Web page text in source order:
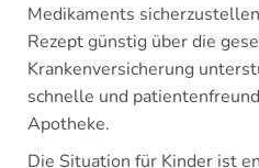
Medikaments
Rezept günstig über die
Krankenversicherung
schnelle und
Apotheke.
Die Situation für Kinder ist